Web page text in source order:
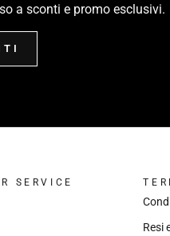
a sconti e promo esclusivi.
SERVICE
Resi